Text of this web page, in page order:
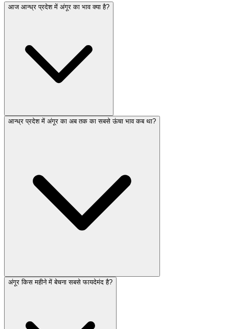
आज आन्ध्र प्रदेश में अंगूर का भाव क्या है?
आन्ध्र प्रदेश में अंगूर का अब तक का सबसे ऊंचा भाव कब था?
अंगूर किस महीने में बेचना सबसे फायदेमंद है?